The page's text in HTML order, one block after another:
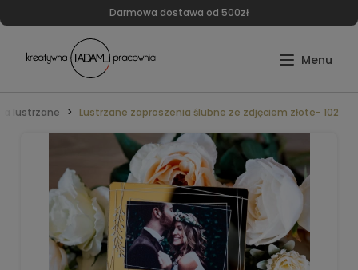
Darmowa dostawa od 500zł
lustrzane Lustrzane zaproszenia ślubne ze zdjęciem złote- 102